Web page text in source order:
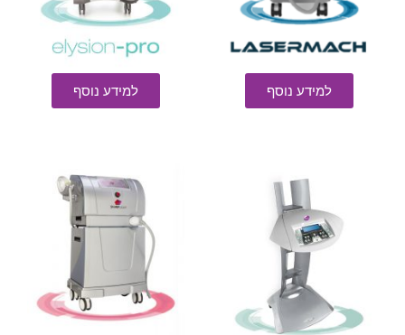
למידע נוסף למידע נוסף